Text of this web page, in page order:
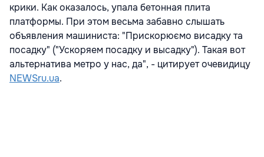
крики. Как оказалось, упала бетонная плита
платформы. При этом весьма забавно слышать
объявления машиниста: "Прискорюємо висадку та
посадку" ("Ускоряем посадку и высадку"). Такая вот
альтернатива метро у нас, да", - цитирует очевидицу
NEWSru.ua.